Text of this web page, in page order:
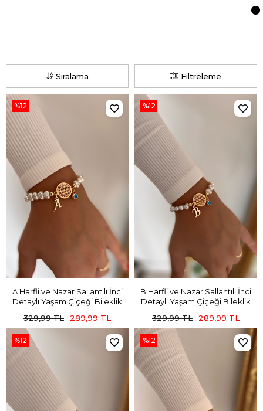
Filtreleme
Sıralama
A Harfli ve Nazar Sallantılı İnci
Detaylı Yaşam Çiçeği Bileklik
329,99 TL
289,99 TL
%12
B Harfli ve Nazar Sallantılı İnci
Detaylı Yaşam Çiçeği Bileklik
329,99 TL
289,99 TL
%12
%12 %12